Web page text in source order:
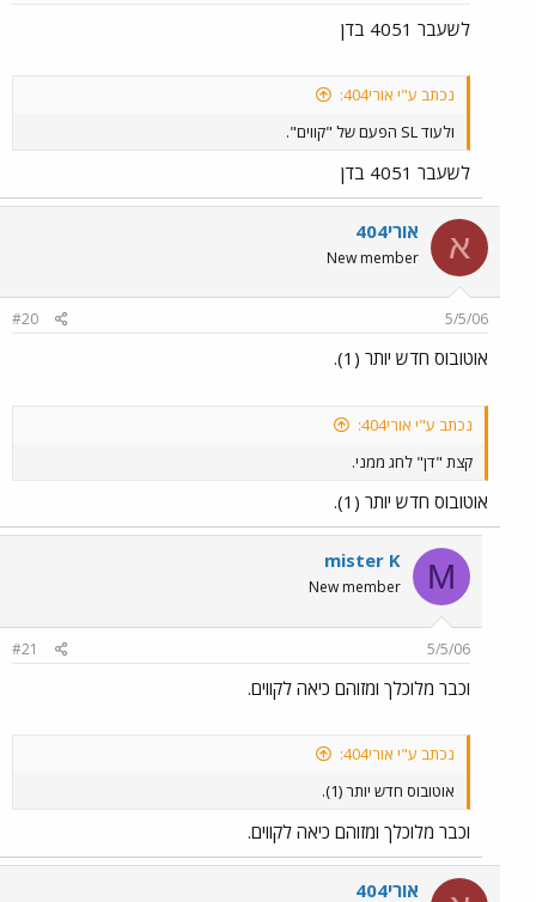
לשעבר 4051 בדן
נכתב ע"י אורי404:
ולעוד SL הפעם של "קווים".
לשעבר 4051 בדן
א אורי404
New member
5/5/06
#20
אוטובוס חדש יותר (1).
נכתב ע"י אורי404:
קצת "דן" לחג ממני.
אוטובוס חדש יותר (1).
M
mister K
New member
5/5/06
#21
וכבר מלוכלך ומזוהם כיאה לקווים.
נכתב ע"י אורי404:
אוטובוס חדש יותר (1).
וכבר מלוכלך ומזוהם כיאה לקווים.
אורי404